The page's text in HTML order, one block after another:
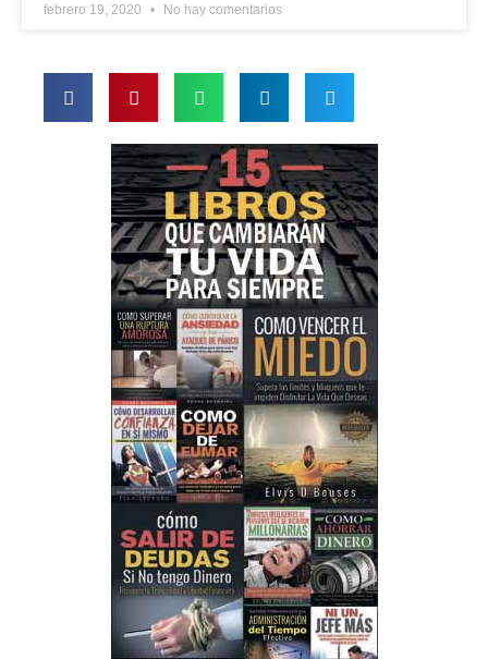
febrero 19, 2020 No hay comentarios